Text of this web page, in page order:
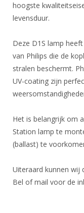
hoogste
levensduur.
Deze D1S lamp
van Philips die de
stralen beschermt.
UV-coating zijn
Het is belangrijk om
Station lamp te
(ballast) te
Uiteraard kunnen wij
Bel of mail voor de